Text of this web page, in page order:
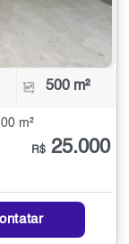
500 m²
m²
R$ 25.000